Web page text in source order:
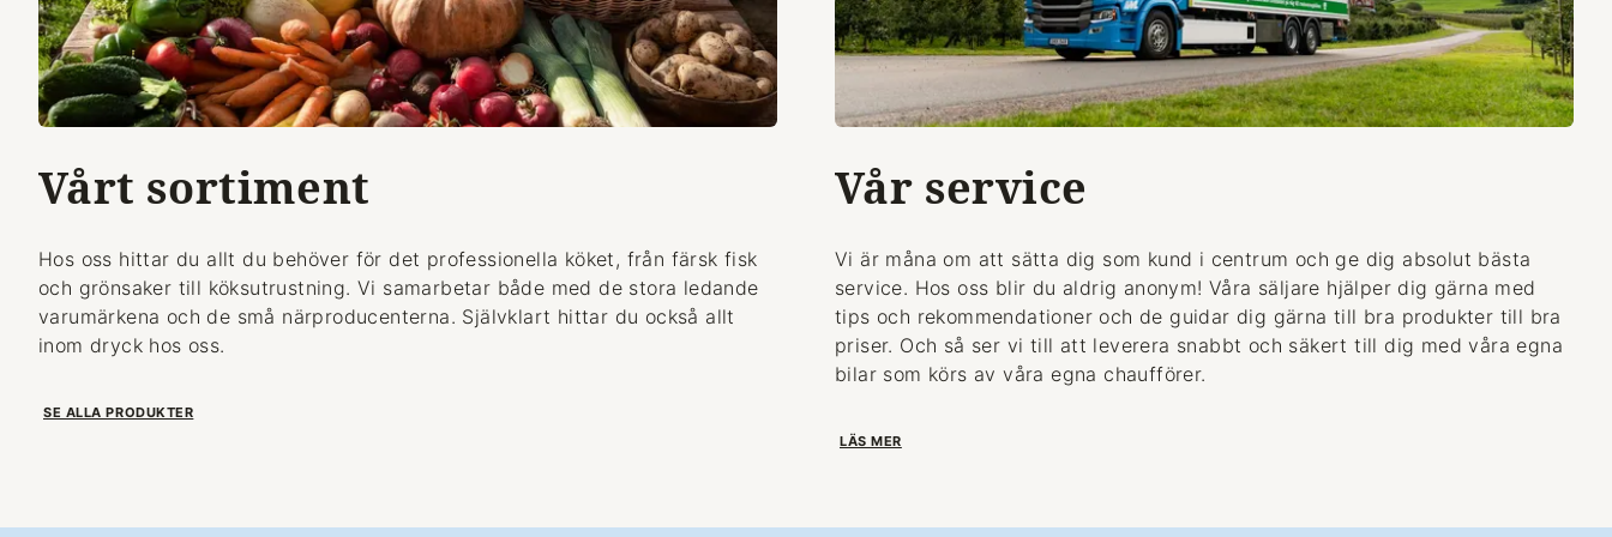
Vårt sortiment
Hos oss hittar du allt du behöver för det professionella köket, från färsk fisk
och grönsaker till köksutrustning. Vi samarbetar både med de stora ledande
varumärkena och de små närproducenterna. Självklart hittar du också allt
inom dryck hos oss.
SE ALLA PRODUKTER
Vår service
Vi är måna om att sätta dig som kund i centrum och ge dig absolut bästa
service. Hos oss blir du aldrig anonym! Våra säljare hjälper dig gärna med
tips och rekommendationer och de guidar dig gärna till bra produkter till bra
priser. Och så ser vi till att leverera snabbt och säkert till dig med våra egna
bilar som körs av våra egna chaufförer.
LÄS MER